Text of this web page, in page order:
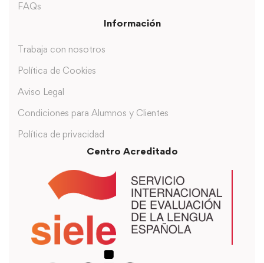
FAQs
Información
Trabaja con nosotros
Política de Cookies
Aviso Legal
Condiciones para Alumnos y Clientes
Política de privacidad
Centro Acreditado